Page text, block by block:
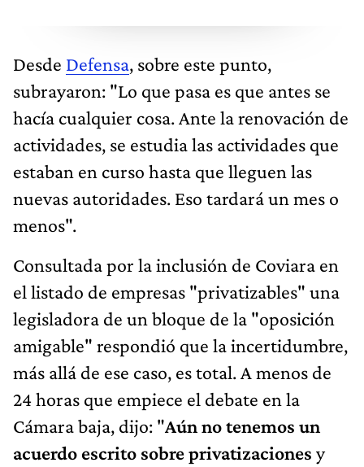
Desde Defensa, sobre este punto,
subrayaron: "Lo que pasa es que antes se
hacía cualquier cosa. Ante la renovación de
actividades, se estudia las actividades que
estaban en curso hasta que lleguen las
nuevas autoridades. Eso tardará un mes o
menos".
Consultada por la inclusión de Coviara en
el listado de empresas "privatizables" una
legisladora de un bloque de la "oposición
amigable" respondió que la incertidumbre,
más allá de ese caso, es total. A menos de
24 horas que empiece el debate en la
Cámara baja, dijo: "Aún no tenemos un
acuerdo escrito sobre privatizaciones y